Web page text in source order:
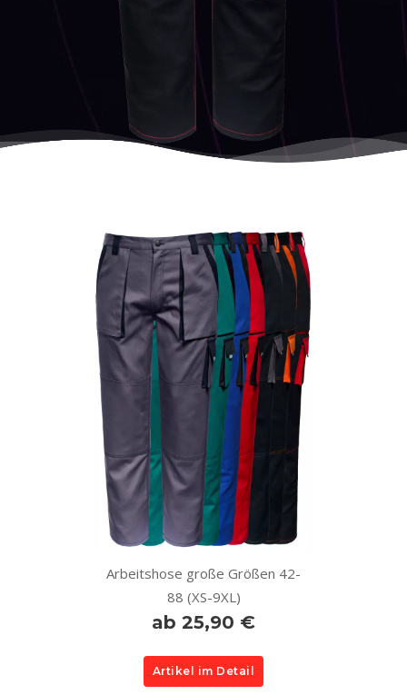
Arbeitshose große Größen 42-
88 (XS-9XL)
ab 25,90 €
Artikel im Detail